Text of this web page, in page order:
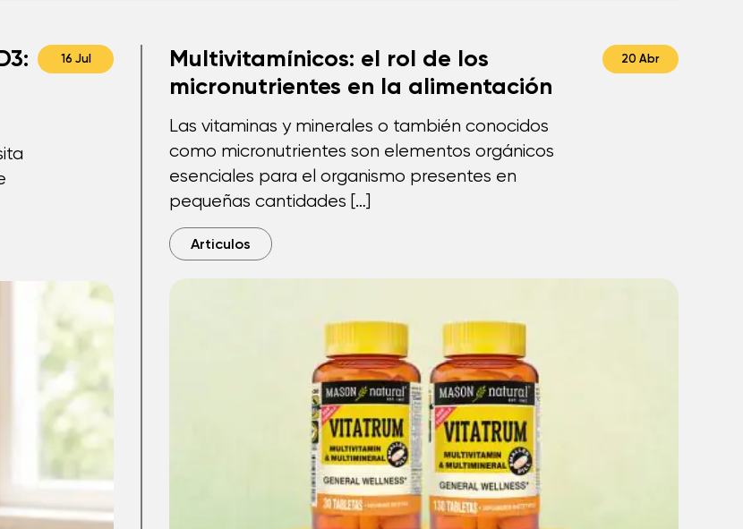
16 Jul
Multivitamínicos: el rol de los
micronutrientes en la alimentación
Las vitaminas y minerales o también conocidos
como micronutrientes son elementos orgánicos
esenciales para el organismo presentes en
pequeñas cantidades […]
20 Abr
Articulos